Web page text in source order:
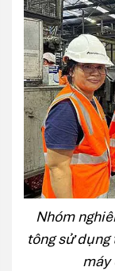
Nhóm
tông sử
máy